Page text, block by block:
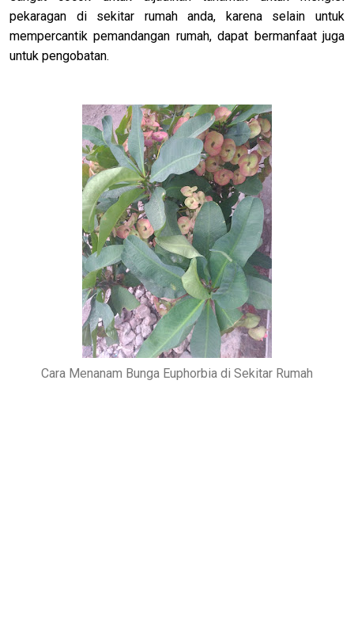
pekaragan di sekitar rumah anda, karena selain untuk
mempercantik pemandangan rumah, dapat bermanfaat juga
untuk pengobatan.
Cara Menanam Bunga Euphorbia di Sekitar Rumah